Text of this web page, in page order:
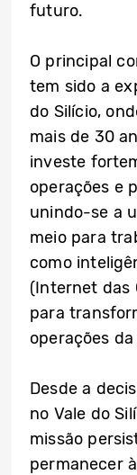
futuro.
O principal
tem sido a
do Silício,
mais de 30
investe
operações e
unindo-se a
meio para
como
(Internet das
para
operações
Desde a
no Vale do
missão
permanecer